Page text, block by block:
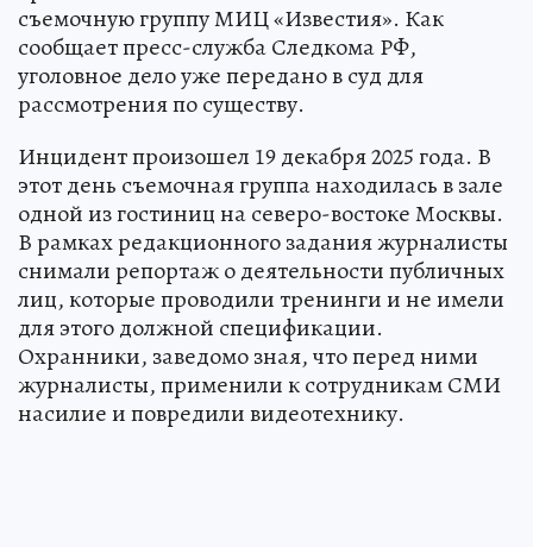
съемочную группу МИЦ «Известия». Как
сообщает пресс-служба Следкома РФ,
уголовное дело уже передано в суд для
рассмотрения по существу.
Инцидент произошел 19 декабря 2025 года. В
этот день съемочная группа находилась в зале
одной из гостиниц на северо-востоке Москвы.
В рамках редакционного задания журналисты
снимали репортаж о деятельности публичных
лиц, которые проводили тренинги и не имели
для этого должной спецификации.
Охранники, заведомо зная, что перед ними
журналисты, применили к сотрудникам СМИ
насилие и повредили видеотехнику.